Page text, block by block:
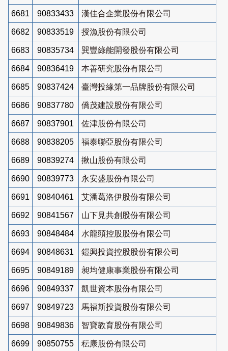
6681 90833433 漢佳合企業股份有限公司
6682 90833519 授漁股份有限公司
6683 90835734 巽豐綠能開發股份有限公司
6684 90836419 本善研究股份有限公司
6685 90837424 臺灣投緣第一品牌股份有限公司
6686 90837780 僑茂建設股份有限公司
6687 90837901 佐津股份有限公司
6688 90838205 福泰聯亞股份有限公司
6689 90839274 揪山股份有限公司
6690 90839773 永安盛股份有限公司
6691 90840461 艾潘葛洛伊股份有限公司
6692 90841567 山下見共創股份有限公司
6693 90848484 水龍頭控股股份有限公司
6694 90848631 鎧興投資控股股份有限公司
6695 90849189 昶均健康事業股份有限公司
6696 90849337 凱世資本股份有限公司
6697 90849723 馬福斯投資股份有限公司
6698 90849836 智寶教育股份有限公司
6699 90850755 秐康股份有限公司